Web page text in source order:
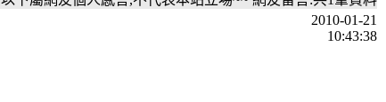
2010-01-21
10:43:38